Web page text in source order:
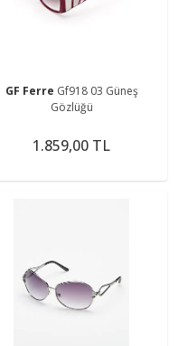
GF Ferre Gf918 03 Güneş
Gözlüğü
1.859,00 TL